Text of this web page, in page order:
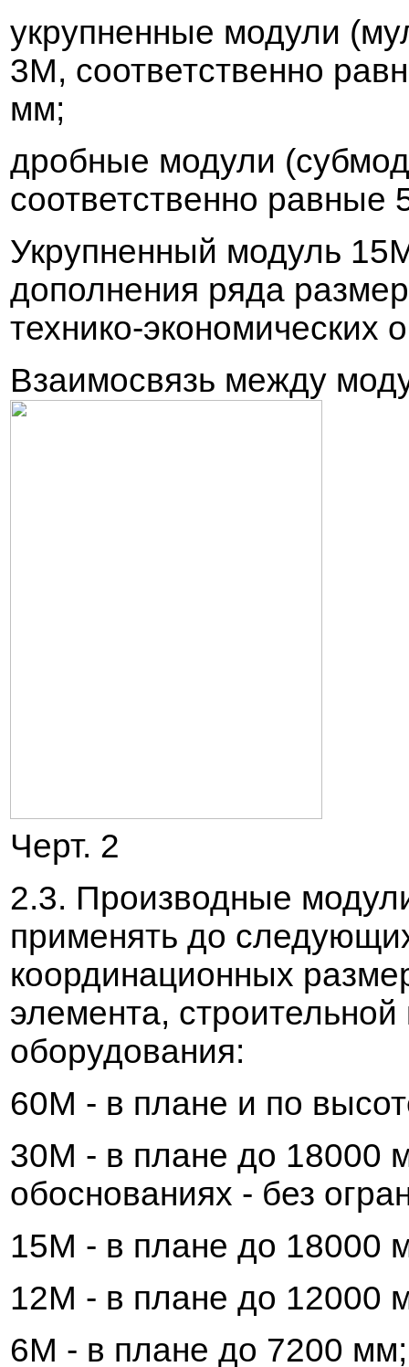
укрупненные модули
3М, соответственно рав
мм;
дробные модули
соответственно равные
Укрупненный модуль
дополнения ряда
технико-экономических
Взаимосвязь между
Черт. 2
2.3. Производные
применять до
координационных
элемента,
оборудования:
60М - в плане и по в
30М - в плане до 18000
обоснованиях - без
15М - в плане до 18000
12М - в плане до 12000
6М - в плане до 7200